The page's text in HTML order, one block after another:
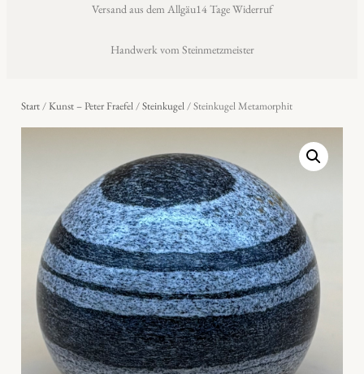
Versand aus dem Allgäu14 Tage Widerruf
Handwerk vom Steinmetzmeister
Start/Kunst – Peter Fraefel/Steinkugel/ Steinkugel Metamorphit